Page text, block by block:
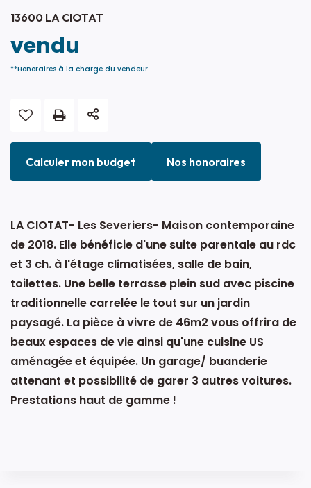
13600 LA CIOTAT
vendu
**Honoraires à la charge du vendeur
Calculer mon budget Nos honoraires
LA CIOTAT- Les Severiers- Maison contemporaine
de 2018. Elle bénéficie d'une suite parentale au rdc
et 3 ch. à l'étage climatisées, salle de bain,
toilettes. Une belle terrasse plein sud avec piscine
traditionnelle carrelée le tout sur un jardin
paysagé. La pièce à vivre de 46m2 vous offrira de
beaux espaces de vie ainsi qu'une cuisine US
aménagée et équipée. Un garage/ buanderie
attenant et possibilité de garer 3 autres voitures.
Prestations haut de gamme !